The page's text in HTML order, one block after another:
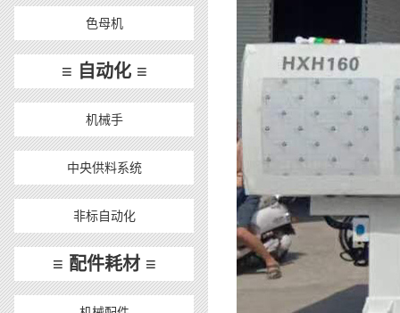
色母机
≡ 自动化 ≡
机械手
中央供料系统
非标自动化
≡ 配件耗材 ≡